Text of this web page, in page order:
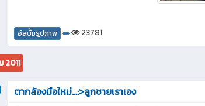
อัลบั้มรูปภาพ 23781
2011
ตากล้องมือใหม่...:>ลูกชายเราเอง